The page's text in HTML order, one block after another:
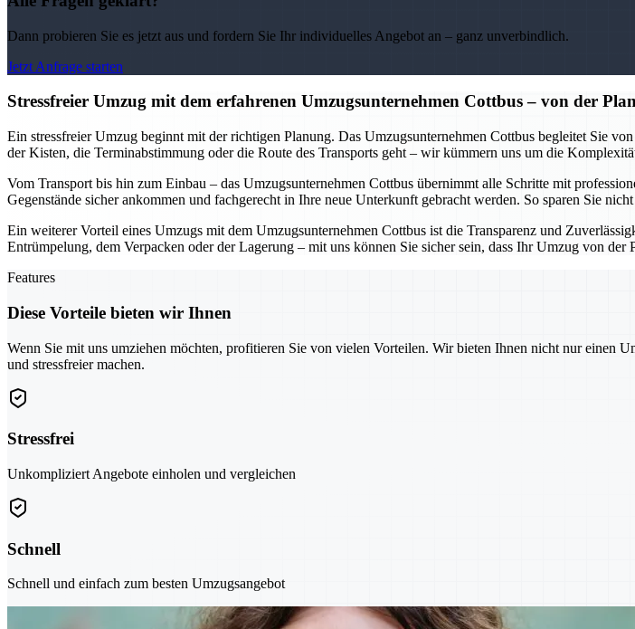
Dann probieren Sie es jetzt aus und fordern Sie Ihr individuelles Angebot an – ganz unverbindlich.
Jetzt Anfrage starten
Stressfreier Umzug mit dem erfahrenen Umzugsunternehmen Cottbus – von der
Ein stressfreier Umzug beginnt mit der richtigen Planung. Das Umzugsunternehmen Cottbus begleitet Sie
der Kisten, die Terminabstimmung oder die Route des Transports geht – wir kümmern uns um die
Vom Transport bis hin zum Einbau – das Umzugsunternehmen Cottbus übernimmt alle Schritte mit
Gegenstände sicher ankommen und fachgerecht in Ihre neue Unterkunft gebracht werden. So sparen Sie
Ein weiterer Vorteil eines Umzugs mit dem Umzugsunternehmen Cottbus ist die Transparenz und
Entrümpelung, dem Verpacken oder der Lagerung – mit uns können Sie sicher sein, dass Ihr Umzug von
Features
Diese Vorteile bieten wir Ihnen
Wenn Sie mit uns umziehen möchten, profitieren Sie von vielen Vorteilen. Wir bieten Ihnen nicht nur einen
und stressfreier machen.
Stressfrei
Unkompliziert Angebote einholen und vergleichen
Schnell
Schnell und einfach zum besten Umzugsangebot